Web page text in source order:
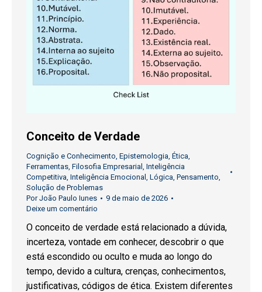
Conceito de Verdade
Cognição e Conhecimento Epistemologia Ética
Ferramentas Filosofia Empresarial Inteligência
Competitiva Inteligência Emocional Lógica Pensamento
Solução de Problemas
PorJoão Paulo Iunes
9 de maio de 2026
Deixe um comentário
O conceito de verdade está relacionado a dúvida,
incerteza, vontade em conhecer, descobrir o que
está escondido ou oculto e muda ao longo do
tempo, devido a cultura, crenças, conhecimentos,
justificativas, códigos de ética. Existem diferentes